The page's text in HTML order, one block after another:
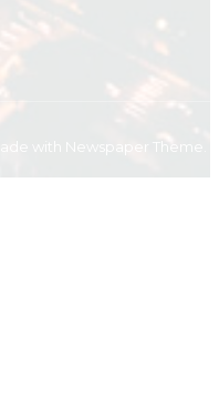
with Newspaper Theme.